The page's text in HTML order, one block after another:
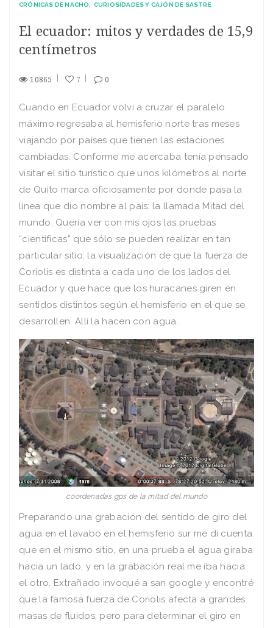
CRÓNICAS DE NACHO CURIOSIDADES Y CAJÓN DE SASTRE
El ecuador: mitos y verdades de 15,9
centímetros
10865 7 0
Cuando en Ecuador volví a cruzar el paralelo
máximo regresaba al hemisferio norte tras meses
viajando por países que tienen las estaciones
cambiadas. Conforme me acercaba tenía pensado
visitar el sitio turístico que unos kilómetros al norte
de Quito marca oficiosamente por donde pasa la
línea que dio nombre al país: la llamada Mitad del
mundo. Quería ver con mis ojos las pruebas
“científicas” que sólo se pueden realizar en tan
particular sitio: la visualización de que la fuerza de
Coriolis es distinta a cada uno de los lados del
Ecuador y que hace que los huracanes giren en
sentidos distintos según el hemisferio en el que se
desarrollen. Allí la hacen con agua.
coordenadas gps de la mitad del mundo
Preparando una grabación del sentido de giro del
agua en el lavabo en el hemisferio sur me di cuenta
que en el mismo sitio, en una prueba el agua giraba
hacia un lado, y en la grabación real me iba hacia
el otro. Extrañado invoqué a san google y encontré
que la famosa fuerza de Coriolis afecta a grandes
masas de fluidos, pero para determinar el giro en